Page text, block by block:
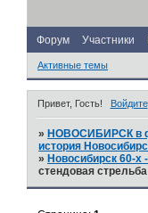
Форум Участники
Активные темы
Привет, Гость! Войдите
» НОВОСИБИРСК в
история
» Новосибирск 60-х
стендовая стрельба